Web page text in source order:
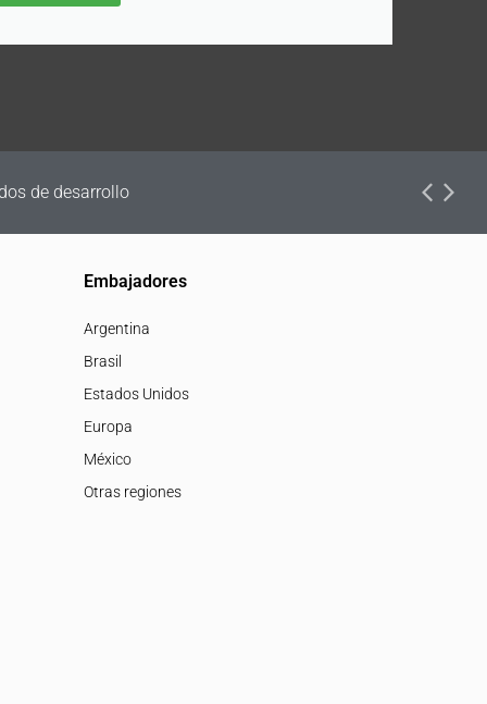
de desarrollo
Embajadores
Argentina
Brasil
Estados Unidos
Europa
México
Otras regiones